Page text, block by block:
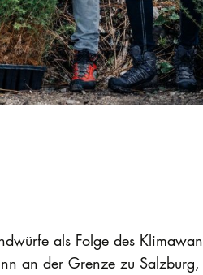
als Folge des
an der Grenze zu